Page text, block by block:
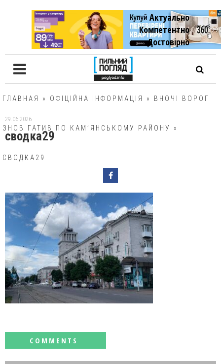
Актуально
Компетентно
Достовiрно
ГЛАВНАЯ » ОФІЦІЙНА ІНФОРМАЦІЯ » ВНОЧІ ВОРОГ
ЗНОВ ГАТИВ ПО КАМ’ЯНСЬКОМУ РАЙОНУ »
СВОДКА29
29.06.2026
сводка29